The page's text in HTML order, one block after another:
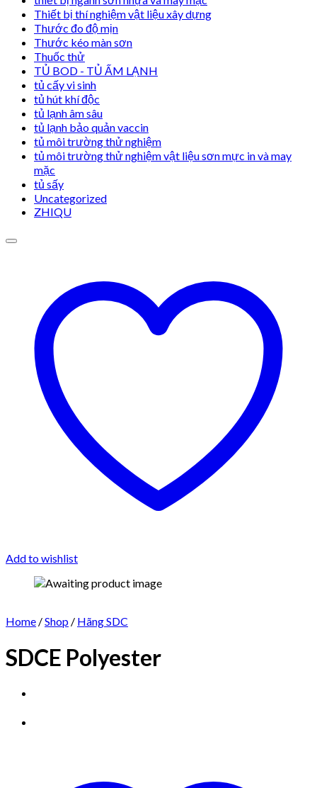
Thiết bị thí nghiệm vật liệu xây dựng
Thước đo độ mịn
Thước kéo màn sơn
Thuốc thử
TỦ BOD - TỦ ẤM LẠNH
tủ cấy vi sinh
tủ hút khí độc
tủ lạnh âm sâu
tủ lạnh bảo quản vaccin
tủ môi trường thử nghiệm
tủ môi trường thử nghiệm vật liệu sơn mực in và may
mặc
tủ sấy
Uncategorized
ZHIQU
Add to wishlist
Home /Shop / Hãng SDC
SDCE Polyester